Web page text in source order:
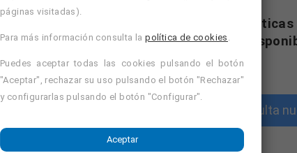
"Cursos con
formativa
Consulta
páginas visitadas).
Para más información consulta lapolítica de cookies
Puedes aceptar todas las cookies pulsando el botón
"Aceptar", rechazar su uso pulsando el botón "Rechazar"
y configurarlas pulsando el botón "Configurar".
Aceptar